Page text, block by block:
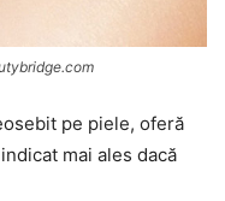
pe piele, oferă
mai ales dacă